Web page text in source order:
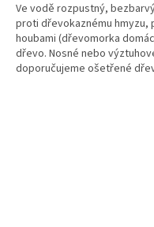
Ve vodě rozpustný,
proti dřevokaznému hmyzu,
houbami (dřevomorka
dřevo. Nosné nebo
doporučujeme ošetřené